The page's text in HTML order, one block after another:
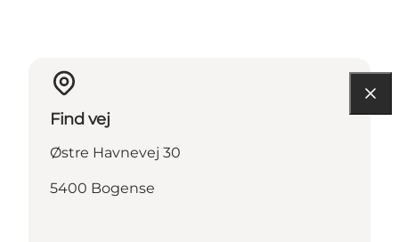
Find vej
Østre Havnevej 30
5400 Bogense